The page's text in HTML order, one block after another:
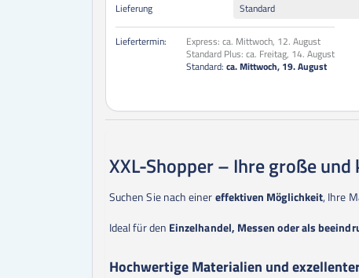
Lieferung
Standard
Liefertermin: Express: ca. Mittwoch, 12. August
Standard Plus: ca. Freitag, 14. August
Standard: ca. Mittwoch, 19. August
XXL-Shopper – Ihre große
Suchen Sie nach einereffektiven Möglichkeit, Ihre
Ideal für den Einzelhandel, Messen oder als
Hochwertige Materialien und